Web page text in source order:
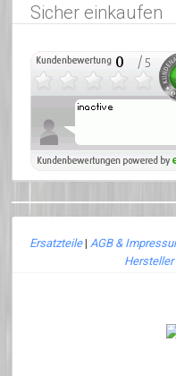
Sicher einkaufen
Ersatzteile| AGB &
Hersteller